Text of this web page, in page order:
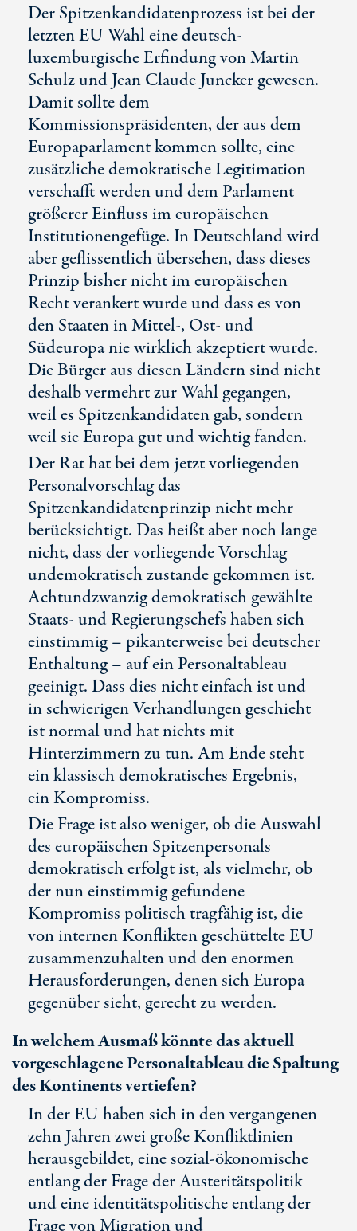
Der Spitzenkandidatenprozess ist bei der
letzten EU Wahl eine deutsch-
luxemburgische Erfindung von Martin
Schulz und Jean Claude Juncker gewesen.
Damit sollte dem
Kommissionspräsidenten, der aus dem
Europaparlament kommen sollte, eine
zusätzliche demokratische Legitimation
verschafft werden und dem Parlament
größerer Einfluss im europäischen
Institutionengefüge. In Deutschland wird
aber geflissentlich übersehen, dass dieses
Prinzip bisher nicht im europäischen
Recht verankert wurde und dass es von
den Staaten in Mittel-, Ost- und
Südeuropa nie wirklich akzeptiert wurde.
Die Bürger aus diesen Ländern sind nicht
deshalb vermehrt zur Wahl gegangen,
weil es Spitzenkandidaten gab, sondern
weil sie Europa gut und wichtig fanden.
Der Rat hat bei dem jetzt vorliegenden
Personalvorschlag das
Spitzenkandidatenprinzip nicht mehr
berücksichtigt. Das heißt aber noch lange
nicht, dass der vorliegende Vorschlag
undemokratisch zustande gekommen ist.
Achtundzwanzig demokratisch gewählte
Staats- und Regierungschefs haben sich
einstimmig – pikanterweise bei deutscher
Enthaltung – auf ein Personaltableau
geeinigt. Dass dies nicht einfach ist und
in schwierigen Verhandlungen geschieht
ist normal und hat nichts mit
Hinterzimmern zu tun. Am Ende steht
ein klassisch demokratisches Ergebnis,
ein Kompromiss.
Die Frage ist also weniger, ob die Auswahl
des europäischen Spitzenpersonals
demokratisch erfolgt ist, als vielmehr, ob
der nun einstimmig gefundene
Kompromiss politisch tragfähig ist, die
von internen Konflikten geschüttelte EU
zusammenzuhalten und den enormen
Herausforderungen, denen sich Europa
gegenüber sieht, gerecht zu werden.
In welchem Ausmaß könnte das aktuell
vorgeschlagene Personaltableau die Spaltung
des Kontinents vertiefen?
In der EU haben sich in den vergangenen
zehn Jahren zwei große Konfliktlinien
herausgebildet, eine sozial-ökonomische
entlang der Frage der Austeritätspolitik
und eine identitätspolitische entlang der